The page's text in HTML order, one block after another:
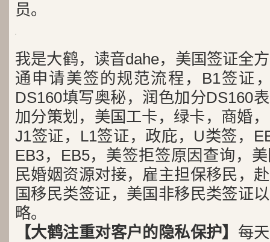
员。
我是大鹤，读音dahe，美国签证全
通申请美签的规范流程，B1签证
DS160填写奥秘，润色加分DS160
加分策划，美国工卡，绿卡，商婚
J1签证，L1签证，政庇，U类签，
EB3，EB5，美签拒签原因查询，
民婚姻资源对接，雇主担保移民，
国移民类签证，美国非移民类签证
略。
【大鹤注重对客户的隐私保护】 每